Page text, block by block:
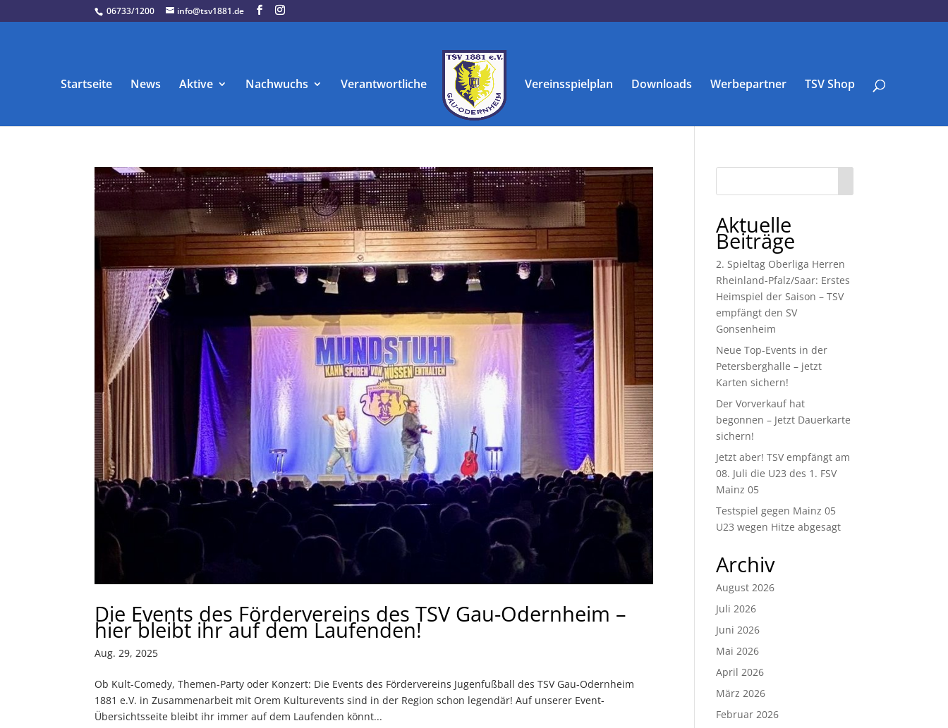
06733/1200 info@tsv1881.de
Startseite News Aktive Nachwuchs Verantwortliche Vereinsspielplan Downloads Werbepartner TSV Shop
Die Events des Fördervereins des TSV Gau-Odernheim –
hier bleibt ihr auf dem Laufenden!
Aug. 29, 2025
Ob Kult-Comedy, Themen-Party oder Konzert: Die Events des Fördervereins Jugenfußball des TSV Gau-Odernheim
1881 e.V. in Zusammenarbeit mit Orem Kulturevents sind in der Region schon legendär! Auf unserer Event-
Übersichtsseite bleibt ihr immer auf dem Laufenden könnt...
Aktuelle
Beiträge
2. Spieltag Oberliga Herren
Rheinland-Pfalz/Saar: Erstes
Heimspiel der Saison – TSV
empfängt den SV
Gonsenheim
Neue Top-Events in der
Petersberghalle – jetzt
Karten sichern!
Der Vorverkauf hat
begonnen – Jetzt Dauerkarte
sichern!
Jetzt aber! TSV empfängt am
08. Juli die U23 des 1. FSV
Mainz 05
Testspiel gegen Mainz 05
U23 wegen Hitze abgesagt
Archiv
August 2026
Juli 2026
Juni 2026
Mai 2026
April 2026
März 2026
Februar 2026